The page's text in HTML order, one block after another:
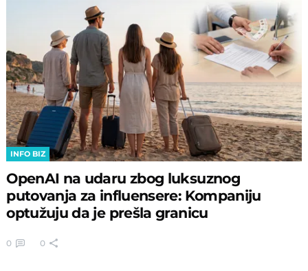
INFO BIZ
OpenAI na udaru zbog luksuznog
putovanja za influensere: Kompaniju
optužuju da je prešla granicu
0 0